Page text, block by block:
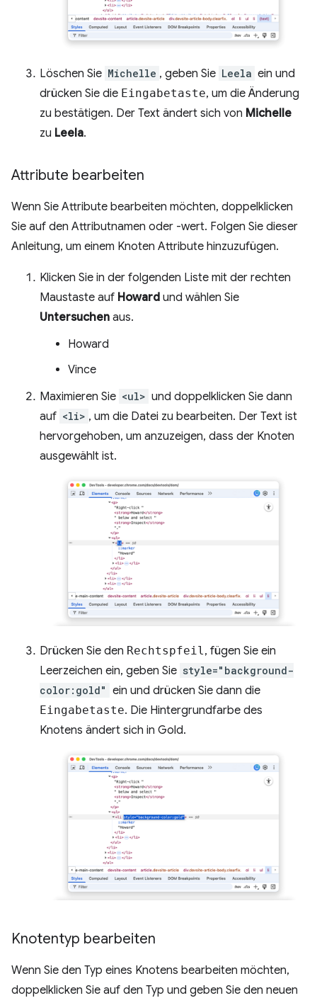
Löschen Sie Michelle , geben Sie Leela ein und
drücken Sie die Eingabetaste, um die Änderung
zu bestätigen. Der Text ändert sich von Michelle
zu Leela.
Attribute bearbeiten
Wenn Sie Attribute bearbeiten möchten, doppelklicken
Sie auf den Attributnamen oder -wert. Folgen Sie dieser
Anleitung, um einem Knoten Attribute hinzuzufügen.
Klicken Sie in der folgenden Liste mit der rechten
Maustaste auf Howard und wählen Sie
Untersuchen aus.
Howard
Vince
Maximieren Sie <ul> und doppelklicken Sie dann
auf <li> , um die Datei zu bearbeiten. Der Text ist
hervorgehoben, um anzuzeigen, dass der Knoten
ausgewählt ist.
Drücken Sie den Rechtspfeil , fügen Sie ein
Leerzeichen ein, geben Sie style="background-
color:gold" ein und drücken Sie dann die
Eingabetaste. Die Hintergrundfarbe des
Knotens ändert sich in Gold.
Knotentyp bearbeiten
Wenn Sie den Typ eines Knotens bearbeiten möchten,
doppelklicken Sie auf den Typ und geben Sie den neuen